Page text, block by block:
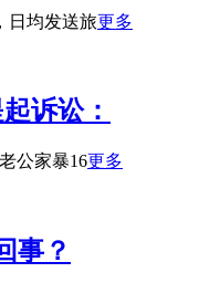
日均发送旅更多
诉讼：
公家暴16更多
事？